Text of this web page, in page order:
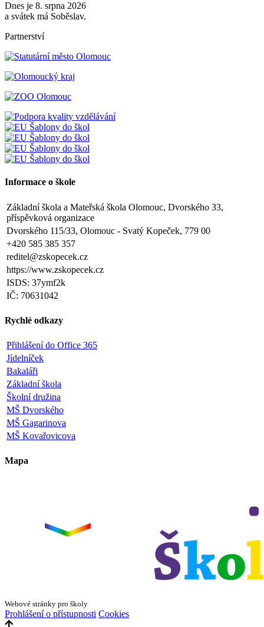
Dnes je 8. srpna 2026
a svátek má Soběslav.
Partnerství
Informace o škole
Základní škola a Mateřská škola Olomouc, Dvorského 33,
příspěvková organizace
Dvorského 115/33, Olomouc - Svatý Kopeček, 779 00
+420 585 385 357
reditel@zskopecek.cz
https://www.zskopecek.cz
ISDS: 37ymf2k
IČ: 70631042
Rychlé odkazy
Přihlášení do Office 365
Jídelníček
Bakaláři
Základní škola
Školní družina
MŠ Dvorského
MŠ Gagarinova
MŠ Kovařovicova
Mapa
Webové stránky pro školy
Prohlášení o přístupnosti Cookies